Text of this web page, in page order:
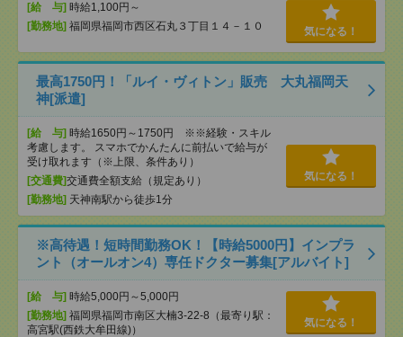
[給 与] 時給1,100円～
[勤務地] 福岡県福岡市西区石丸３丁目１４－１０ 気になる！
最高1750円！「ルイ・ヴィトン」販売 大丸福岡天
神[派遣]
[給 与] 時給1650円～1750円 ※※経験・スキル
考慮します。 スマホでかんたんに前払いで給与が
受け取れます（※上限、条件あり）
[交通費]交通費全額支給（規定あり）
[勤務地] 天神南駅から徒歩1分
気になる！
※高待遇！短時間勤務OK！【時給5000円】インプラ
ント（オールオン4）専任ドクター募集[アルバイト]
[給 与] 時給5,000円～5,000円
[勤務地] 福岡県福岡市南区大楠3-22-8（最寄り駅：
高宮駅(西鉄大牟田線)）
気になる！